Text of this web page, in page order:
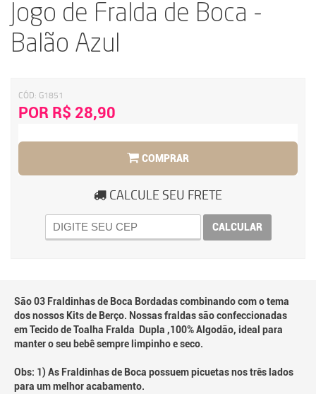
Jogo de Fralda de Boca -
Balão Azul
CÓD: G1851
POR R$ 28,90
COMPRAR
CALCULE SEU FRETE
CALCULAR
São 03 Fraldinhas de Boca Bordadas combinando com o tema
dos nossos Kits de Berço. Nossas fraldas são confeccionadas
em Tecido de Toalha Fralda Dupla ,100% Algodão, ideal para
manter o seu bebê sempre limpinho e seco.
Obs: 1) As Fraldinhas de Boca possuem picuetas nos três lados
para um melhor acabamento.